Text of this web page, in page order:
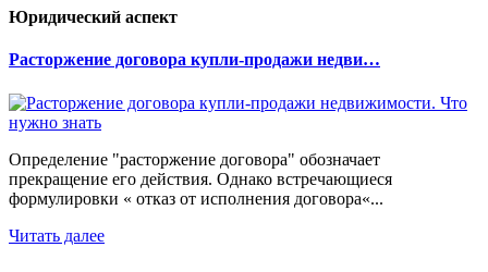
Юридический аспект
Расторжение договора купли-продажи недви…
Определение "расторжение договора" обозначает
прекращение его действия. Однако встречающиеся
формулировки « отказ от исполнения договора«...
Читать далее